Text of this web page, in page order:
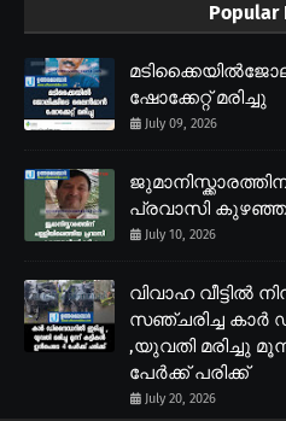
Popular
ഷോക്കേറ്റ് മരിച്ചു
July 09, 2026
പ്രവാസി
July 10, 2026
വിവാഹ വീട്ടിൽ
സഞ്ചരിച്ച കാർ
,യുവതി മരിച്ചു
പേർക്ക് പരിക്ക്
July 20, 2026